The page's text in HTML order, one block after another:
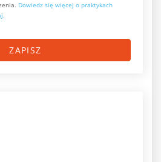
Dowiedz się więcej o praktykach
ZAPISZ